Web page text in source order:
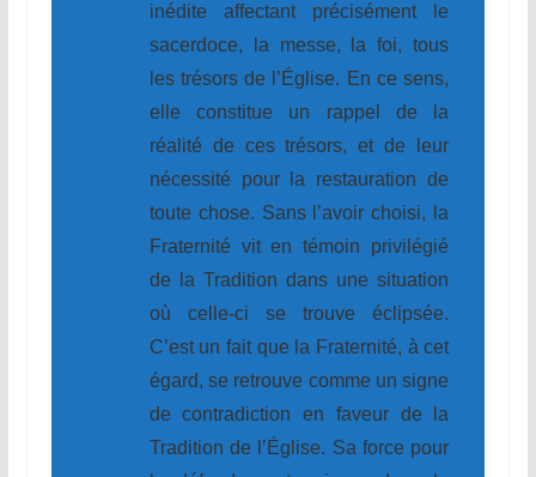
inédite affectant précisément le
sacerdoce, la messe, la foi, tous
les trésors de l’Église. En ce sens,
elle constitue un rappel de la
réalité de ces trésors, et de leur
nécessité pour la restauration de
toute chose. Sans l’avoir choisi, la
Fraternité vit en témoin privilégié
de la Tradition dans une situation
où celle-ci se trouve éclipsée.
C’est un fait que la Fraternité, à cet
égard, se retrouve comme un signe
de contradiction en faveur de la
Tradition de l’Église. Sa force pour